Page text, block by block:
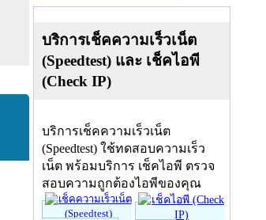
บริการเช็คความเร็วเน็ต
(Speedtest) และ เช็คไอพี
(Check IP)
บริการเช็คความเร็วเน็ต
(Speedtest) ใช้ทดสอบความเร็ว
เน็ต พร้อมบริการ เช็คไอพี ตรวจ
สอบความถูกต้องไอพีของคุณ